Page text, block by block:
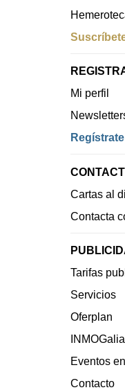
Mi perfil
Regístrate
Cartas al
Contacta
Tarifas
Servicios
Oferplan
INMOGalia
Eventos
Contacto